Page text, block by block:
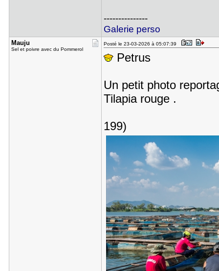
---------------
Galerie perso
Mauju
Sel et poivre avec du Pommerol
Posté le 23-03-2026 à 05:07:39
Petrus
Un petit photo
Tilapia rouge .
199)